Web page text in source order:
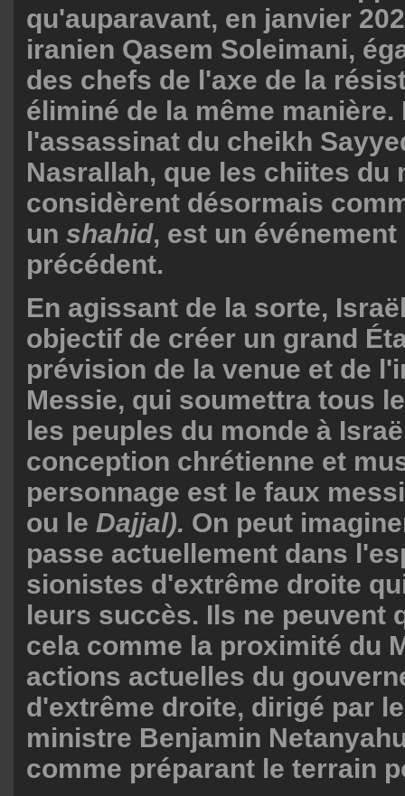
qu'auparavant, en janvier
iranien Qasem Soleimani,
des chefs de l'axe de la
éliminé de la même manière.
l'assassinat du cheikh
Nasrallah, que les chiites du
considèrent désormais
un shahid, est un événement
précédent.
En agissant de la sorte,
objectif de créer un grand
prévision de la venue et de
Messie, qui soumettra tous
les peuples du monde à
conception chrétienne et
personnage est le faux
ou le Dajjal). On peut
passe actuellement dans
sionistes d'extrême droite
leurs succès. Ils ne peuvent
cela comme la proximité du
actions actuelles du
d'extrême droite, dirigé par
ministre Benjamin
comme préparant le terrain